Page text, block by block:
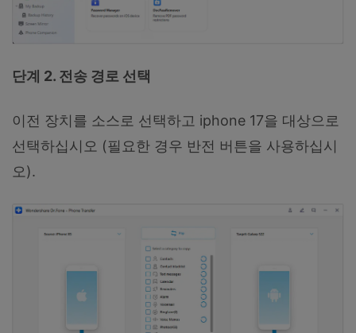
단계 2. 전송 경로 선택
이전 장치를 소스로 선택하고 iphone 17을 대상으로
선택하십시오 (필요한 경우 반전 버튼을 사용하십시
오).